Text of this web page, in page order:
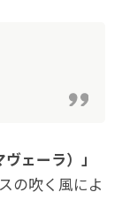
ェーラ）」
の吹く風によ